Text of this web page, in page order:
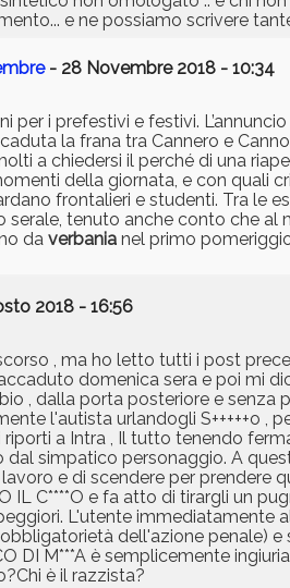
e ne possiamo scrivere
- 28 Novembre 2018 - 10:34
i prefestivi e festivi.
la frana tra Cannero e
a chiedersi il perché di una
della giornata, e con quali
frontalieri e studenti. Tra le
serale, tenuto anche conto che
da verbania nel primo
2018 - 16:56
, ma ho letto tutti i post
domenica sera e poi mi
, dalla porta posteriore e senza
l'autista urlandogli S+++++o ,
riporti a Intra , Il tutto tenendo
simpatico personaggio. A
e di scendere per prendere
IL C****O e fa atto di tirargli un
L'utente immediatamente
dell'azione penale) e
DI M***A è semplicemente
è il razzista?